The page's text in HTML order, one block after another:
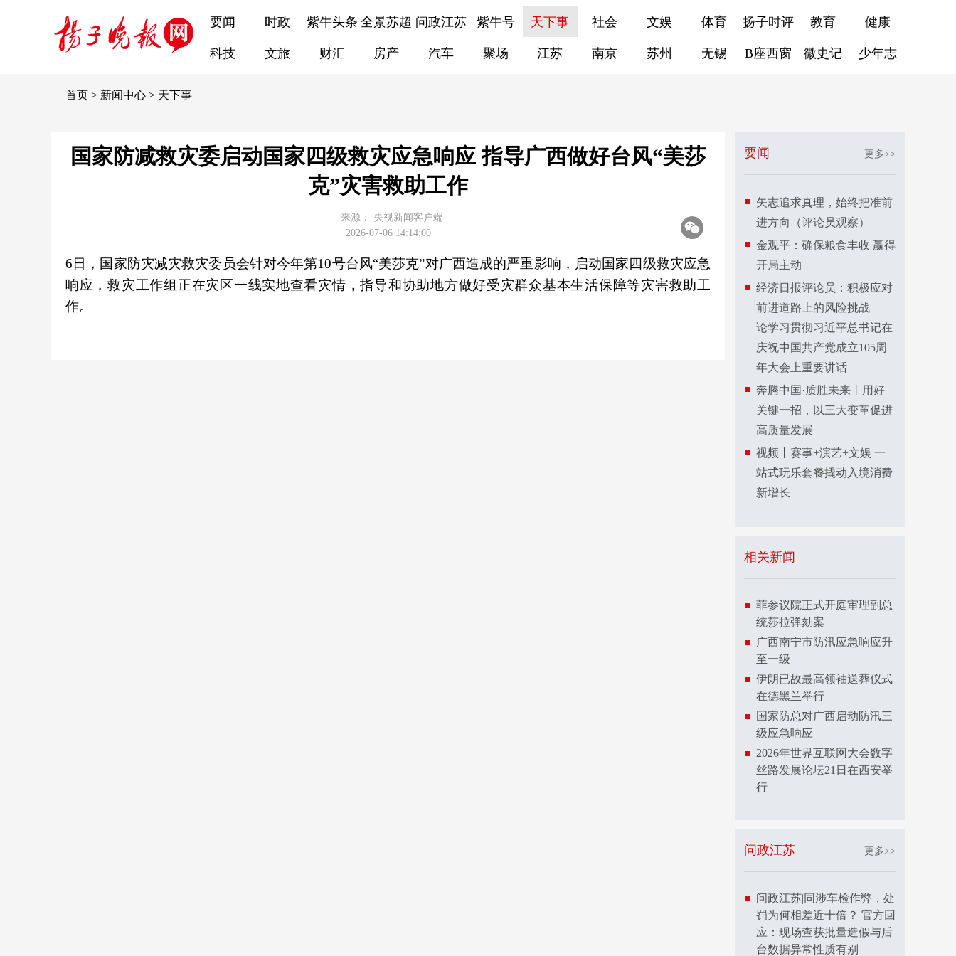
要闻 时政 紫牛头条 全景苏超 问政江苏 紫牛号 天下事 社会 文娱 体育 扬子时评 教育 健康
科技 文旅 财汇 房产 汽车 聚场 江苏 南京 苏州 无锡 B座西窗 微史记 少年志
首页 > 新闻中心 > 天下事
国家防减救灾委启动国家四级救灾应急响应 指导广西做好台风“美莎
克”灾害救助工作
来源：
央视新闻客户端
2026-07-06 14:14:00
6日，国家防灾减灾救灾委员会针对今年第10号台风“美莎克”对广西造成的严重影响，启动国家四级救灾应急
响应，救灾工作组正在灾区一线实地查看灾情，指导和协助地方做好受灾群众基本生活保障等灾害救助工
作。
要闻 更多>>
矢志追求真理，始终把准前
进方向（评论员观察）
金观平：确保粮食丰收 赢得
开局主动
经济日报评论员：积极应对
前进道路上的风险挑战——
论学习贯彻习近平总书记在
庆祝中国共产党成立105周
年大会上重要讲话
奔腾中国·质胜未来丨用好
关键一招，以三大变革促进
高质量发展
视频丨赛事+演艺+文娱 一
站式玩乐套餐撬动入境消费
新增长
相关新闻
菲参议院正式开庭审理副总
统莎拉弹劾案
广西南宁市防汛应急响应升
至一级
伊朗已故最高领袖送葬仪式
在德黑兰举行
国家防总对广西启动防汛三
级应急响应
2026年世界互联网大会数字
丝路发展论坛21日在西安举
行
问政江苏 更多>>
问政江苏|同涉车检作弊，处
罚为何相差近十倍？ 官方回
应：现场查获批量造假与后
台数据异常性质有别